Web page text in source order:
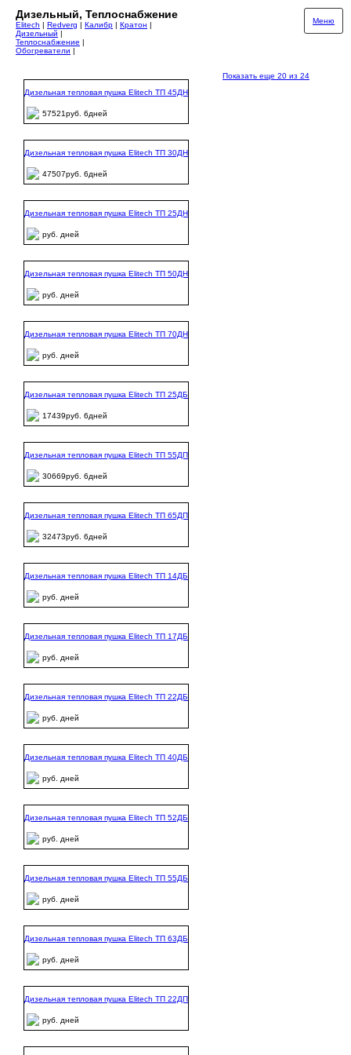
Дизельный, Теплоснабжение
Меню
Elitech | Redverg | Калибр | Кратон |
Дизельный |
Теплоснабжение |
Обогреватели |
Дизельная тепловая пушка Elitech ТП 45ДН
57521руб. 6дней
Дизельная тепловая пушка Elitech ТП 30ДН
47507руб. 6дней
Дизельная тепловая пушка Elitech ТП 25ДН
руб. дней
Дизельная тепловая пушка Elitech ТП 50ДН
руб. дней
Дизельная тепловая пушка Elitech ТП 70ДН
руб. дней
Дизельная тепловая пушка Elitech ТП 25ДБ
17439руб. 6дней
Дизельная тепловая пушка Elitech ТП 55ДП
30669руб. 6дней
Дизельная тепловая пушка Elitech ТП 65ДП
32473руб. 6дней
Дизельная тепловая пушка Elitech ТП 14ДБ
руб. дней
Дизельная тепловая пушка Elitech ТП 17ДБ
руб. дней
Дизельная тепловая пушка Elitech ТП 22ДБ
руб. дней
Дизельная тепловая пушка Elitech ТП 40ДБ
руб. дней
Дизельная тепловая пушка Elitech ТП 52ДБ
руб. дней
Дизельная тепловая пушка Elitech ТП 55ДБ
руб. дней
Дизельная тепловая пушка Elitech ТП 63ДБ
руб. дней
Дизельная тепловая пушка Elitech ТП 22ДП
руб. дней
Показать еще 20 из 24